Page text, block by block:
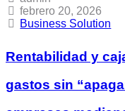
febrero 20, 2026
Business Solution
Rentabilidad y
gastos sin